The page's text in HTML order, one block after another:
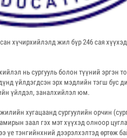
хүчирхийлэлд жил бүр 246 сая
нь сургууль болон түүний эргэн
үйлдэгдсэн эрх мэдлийн тэгш бус
үйлдэл, заналхийлэл юм.
хугацаанд сургуулийн орчин
заал гэх мэт хүүхэд олноор
үе тэнгийнхний дээрэлхэлтэд өртөж